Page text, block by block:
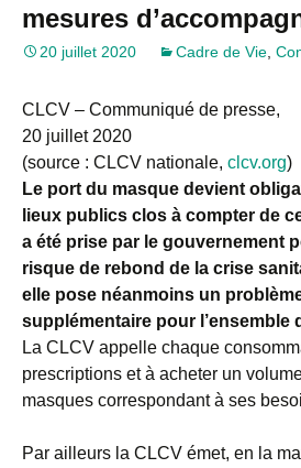
mesures
20 juillet 2020 Cadre de Vie
CLCV – Communiqué de presse,
20 juillet 2020
(source : CLCV nationale, clcv.org)
Le port du masque devient
lieux publics clos à compter de
a été prise par le gouvernement
risque de rebond de la crise
elle pose néanmoins un
supplémentaire pour l’ensemble
La CLCV appelle chaque
prescriptions et à acheter un
masques correspondant à ses
Par ailleurs la CLCV émet, en la